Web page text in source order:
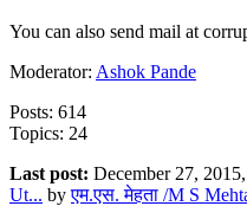
You can also send mail at
Moderator: Ashok Pande
Posts: 614
Topics: 24
Last post: December 27,
Ut... byएम.एस. मेहता /M S